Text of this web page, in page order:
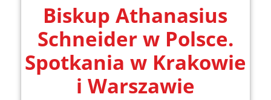
Biskup Athanasius
Schneider w Polsce.
Spotkania w Krakowie
i Warszawie